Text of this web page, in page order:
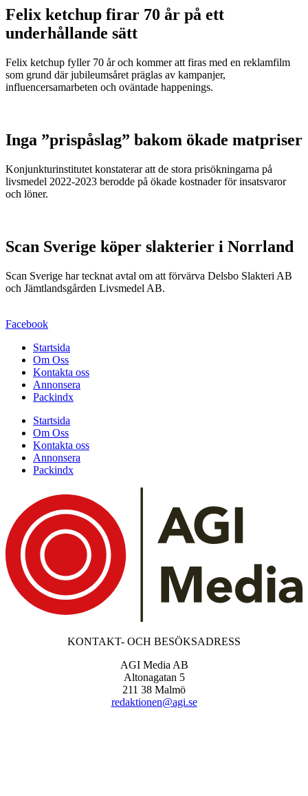
Felix ketchup firar 70 år på ett
underhållande sätt
Felix ketchup fyller 70 år och kommer att firas med en reklamfilm
som grund där jubileumsåret präglas av kampanjer,
influencersamarbeten och oväntade happenings.
Inga ”prispåslag” bakom ökade matpriser
Konjunkturinstitutet konstaterar att de stora prisökningarna på
livsmedel 2022-2023 berodde på ökade kostnader för insatsvaror
och löner.
Scan Sverige köper slakterier i Norrland
Scan Sverige har tecknat avtal om att förvärva Delsbo Slakteri AB
och Jämtlandsgården Livsmedel AB.
Facebook
Startsida
Om Oss
Kontakta oss
Annonsera
Packindx
Startsida
Om Oss
Kontakta oss
Annonsera
Packindx
KONTAKT- OCH BESÖKSADRESS
AGI Media AB
Altonagatan 5
211 38 Malmö
redaktionen@agi.se